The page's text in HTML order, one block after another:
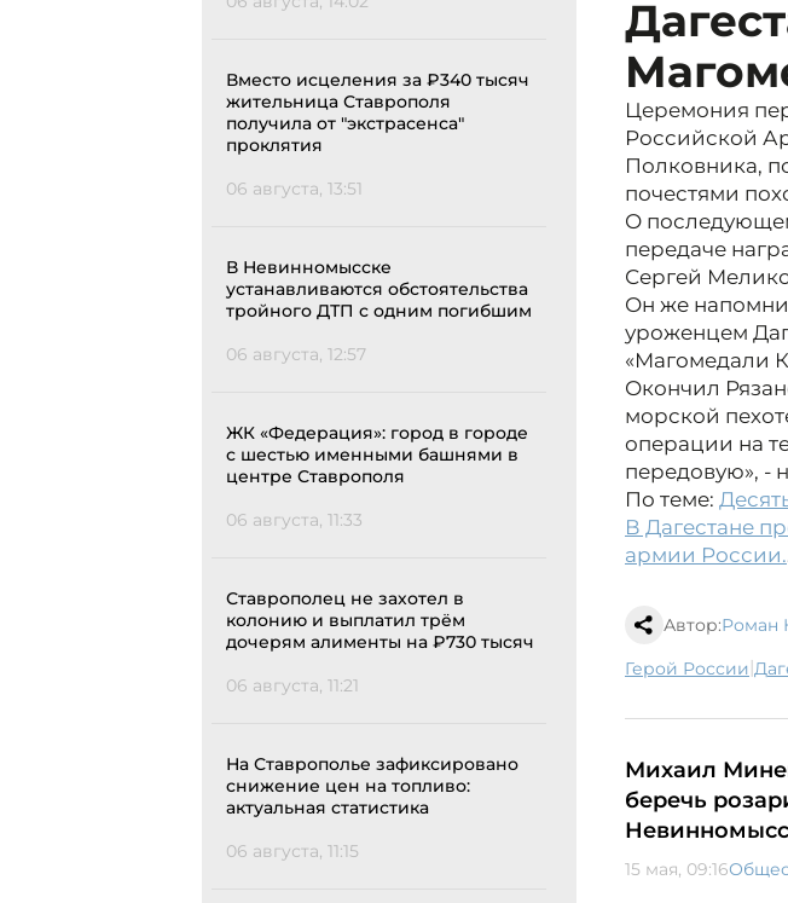
Вместо исцеления за ₽340 тысяч
жительница Ставрополя
получила от "экстрасенса"
проклятия
06 августа, 13:51
В Невинномысске
устанавливаются обстоятельства
тройного ДТП с одним погибшим
06 августа, 12:57
ЖК «Федерация»: город в городе
с шестью именными башнями в
центре Ставрополя
06 августа, 11:33
Ставрополец не захотел в
колонию и выплатил трём
дочерям алименты на ₽730 тысяч
06 августа, 11:21
На Ставрополье зафиксировано
снижение цен на топливо:
актуальная статистика
06 августа, 11:15
Церемония
Российской
Полковника,
почестями
О
передаче
Сергей
Он же
уроженцем
«Магомедали
Окончил
морской
операции на
передовую», -
По теме:
В Дагестане
армии России.
Автор:Роман
Герой России|
Михаил
беречь
15 мая, 09:16